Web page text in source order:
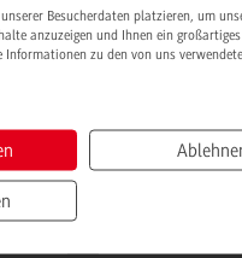
QuickLinks
Besucherdaten platzieren, um
anzuzeigen und Ihnen ein
Informationen zu den von uns